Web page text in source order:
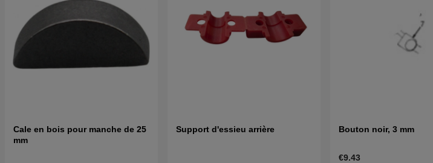
Cale en bois pour manche de 25
mm
Support d'essieu arrière Bouton noir, 3 mm
€9.43